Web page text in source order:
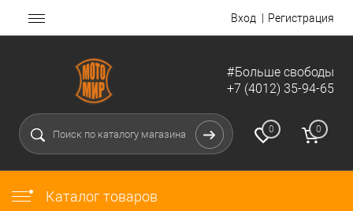
Вход Регистрация
#Больше свободы
+7 (4012) 35-94-65
0 0
Каталог товаров